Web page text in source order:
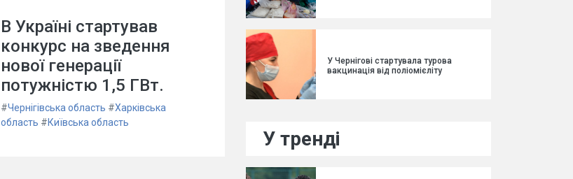
В Україні стартував
конкурс на зведення
нової генерації
потужністю 1,5 ГВт.
#Чернігівська область #Харківська
область #Київська область
У Чернігові стартувала турова
вакцинація від поліомієліту
У тренді